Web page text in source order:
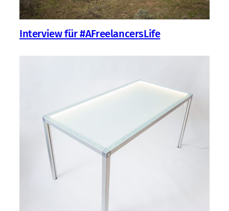
Interview für #AFreelancersLife